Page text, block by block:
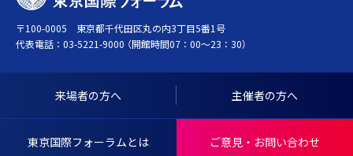
プ
戻
る
O
K
Y
O
N
〒100-0005 東京都千代田区丸の内3丁目5番1号
代表電話： 03-5221-9000 （開館時間07：00～23：30）
来場者の方へ 主催者の方へ
東京国際フォーラムとは ご意見・お問い合わせ